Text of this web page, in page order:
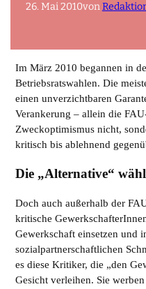
26. Mai 2010von
Im März 2010 begannen in
Betriebsratswahlen. Die
einen unverzichtbaren
Verankerung – allein die
Zweckoptimismus nicht,
kritisch bis ablehnend
Die „Alternative“
Doch auch außerhalb der
kritische
Gewerkschaft einsetzen und
sozialpartnerschaftlichen
es diese Kritiker, die „den
Gesicht verleihen. Sie